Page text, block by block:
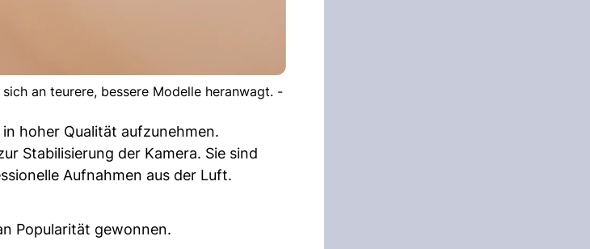
an teurere, bessere Modelle heranwagt. -
hoher Qualität aufzunehmen.
Stabilisierung der Kamera. Sie sind
Aufnahmen aus der Luft.
Popularität gewonnen.